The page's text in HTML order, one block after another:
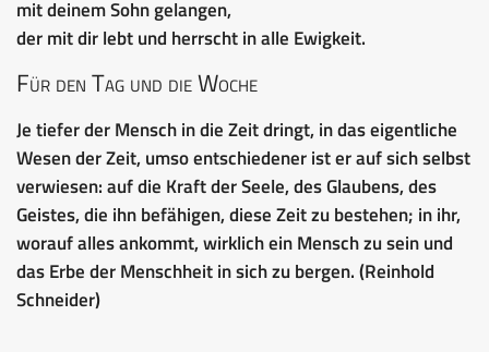
mit deinem Sohn gelangen,
der mit dir lebt und herrscht in alle Ewigkeit.
Für den Tag und die Woche
Je tiefer der Mensch in die Zeit dringt, in das eigentliche
Wesen der Zeit, umso entschiedener ist er auf sich selbst
verwiesen: auf die Kraft der Seele, des Glaubens, des
Geistes, die ihn befähigen, diese Zeit zu bestehen; in ihr,
worauf alles ankommt, wirklich ein Mensch zu sein und
das Erbe der Menschheit in sich zu bergen. (Reinhold
Schneider)